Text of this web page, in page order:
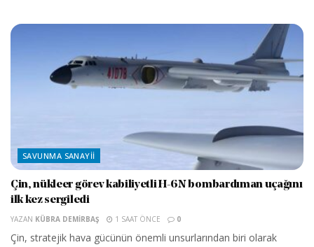
SAVUNMA SANAYII
Çin, nükleer görev kabiliyetli H-6N bombardıman uçağını
ilk kez sergiledi
YAZAN KÜBRA DEMIRBAŞ 1 SAAT ÖNCE 0
Çin, stratejik hava gücünün önemli unsurlarından biri olarak